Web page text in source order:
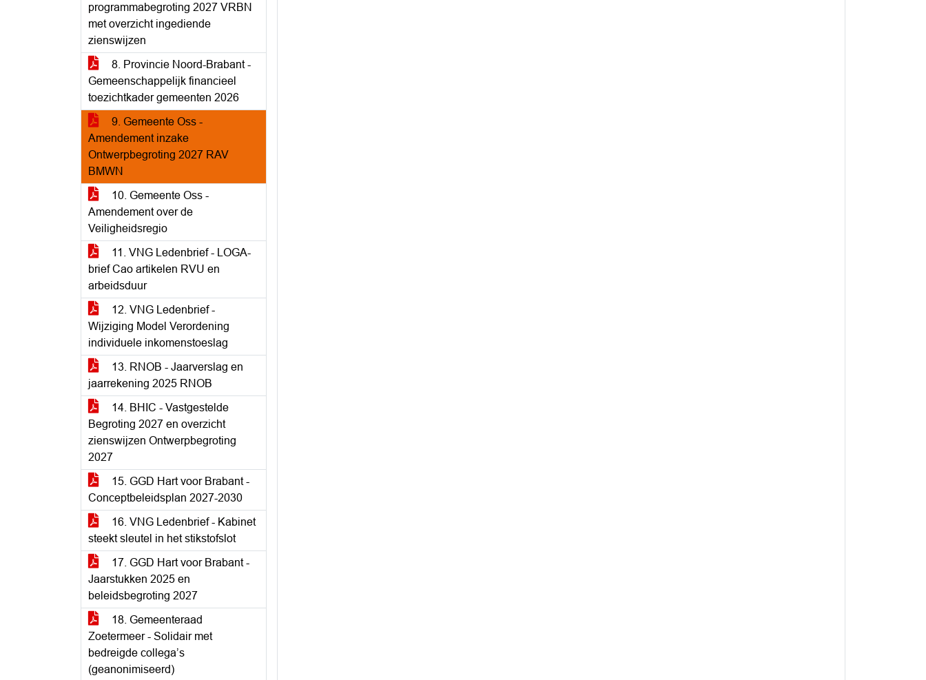
programmabegroting 2027 VRBN
met overzicht ingediende
zienswijzen
8. Provincie Noord-Brabant -
Gemeenschappelijk financieel
toezichtkader gemeenten 2026
9. Gemeente Oss -
Amendement inzake
Ontwerpbegroting 2027 RAV
BMWN
10. Gemeente Oss -
Amendement over de
Veiligheidsregio
11. VNG Ledenbrief - LOGA-
brief Cao artikelen RVU en
arbeidsduur
12. VNG Ledenbrief -
Wijziging Model Verordening
individuele inkomenstoeslag
13. RNOB - Jaarverslag en
jaarrekening 2025 RNOB
14. BHIC - Vastgestelde
Begroting 2027 en overzicht
zienswijzen Ontwerpbegroting
2027
15. GGD Hart voor Brabant -
Conceptbeleidsplan 2027-2030
16. VNG Ledenbrief - Kabinet
steekt sleutel in het stikstofslot
17. GGD Hart voor Brabant -
Jaarstukken 2025 en
beleidsbegroting 2027
18. Gemeenteraad
Zoetermeer - Solidair met
bedreigde collega’s
(geanonimiseerd)